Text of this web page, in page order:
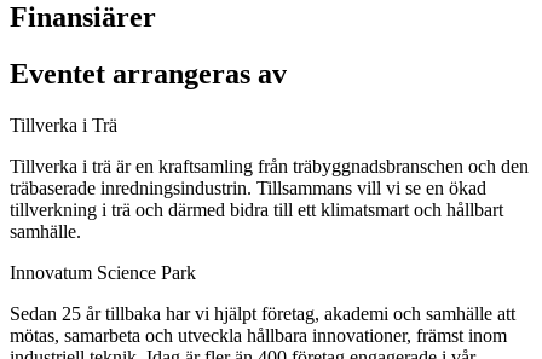
Finansiärer
Eventet arrangeras av
Tillverka i Trä
Tillverka i trä är en kraftsamling från träbyggnadsbranschen och den
träbaserade inredningsindustrin. Tillsammans vill vi se en ökad
tillverkning i trä och därmed bidra till ett klimatsmart och hållbart
samhälle.
Innovatum Science Park
Sedan 25 år tillbaka har vi hjälpt företag, akademi och samhälle att
mötas, samarbeta och utveckla hållbara innovationer, främst inom